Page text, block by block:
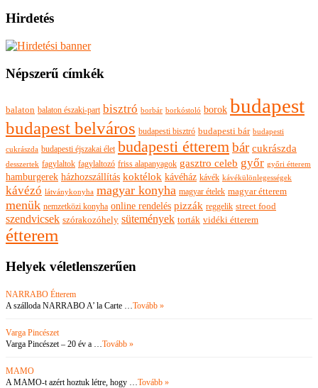
Hirdetés
Népszerű címkék
balaton balaton északi-part bisztró borbár borkóstoló borok budapest
budapest belváros budapesti bisztró budapesti bár budapesti
cukrászda budapesti éjszakai élet budapesti étterembár cukrászda
desszertek fagylaltok fagylaltozó friss alapanyagok gasztro celeb győr győri étterem
hamburgerek házhozszállítás koktélok kávéház kávék kávékülönlegességek
kávézó látványkonyha magyar konyha magyar ételek magyar étterem
menük nemzetközi konyha online rendelés pizzák reggelik street food
szendvicsek szórakozóhely sütemények torták vidéki étterem
étterem
Helyek véletlenszerűen
NARRABO Étterem
A szálloda NARRABO A’ la Carte … Tovább »
Varga Pincészet
Varga Pincészet – 20 év a … Tovább »
MAMO
A MAMO-t azért hoztuk létre, hogy … Tovább »